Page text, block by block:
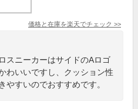
価格と在庫を楽天でチェック >>
スニーカーはサイドのAロゴ
わいいですし、クッション性
やすいのでおすすめです。